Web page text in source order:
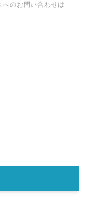
のお問い合わせは